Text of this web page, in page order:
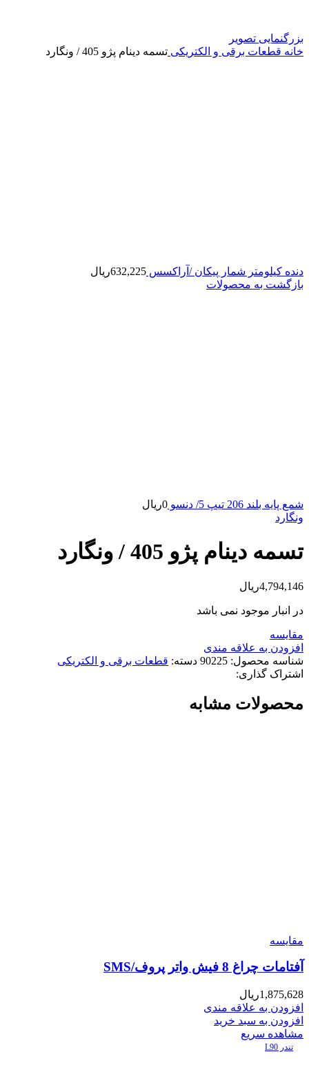
بزرگنمایی تصویر
خانه قطعات برقی و الکتریکی تسمه دینام پژو 405 / ونگارد
دنده کیلومتر شمار پیکان /آراکسس 632,225ریال
بازگشت به محصولات
شمع پایه بلند 206 تیپ 5/ دنسو 0ریال
ونگارد
تسمه دینام پژو 405 / ونگارد
4,794,146ریال
در انبار موجود نمی باشد
مقایسه
افزودن به علاقه مندی
شناسه محصول: 90225 دسته: قطعات برقی و الکتریکی
اشتراک گذاری:
محصولات مشابه
مقایسه
آفتامات چراغ 8 فیش واتر پروف/SMS
1,875,628ریال
افزودن به علاقه مندی
افزودن به سبد خرید
مشاهده سریع
تندر L90